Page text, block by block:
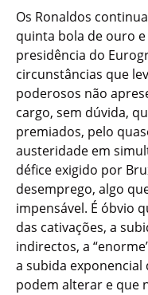
Os Ronaldos
quinta bola de ouro e
presidência do
circunstâncias que
poderosos não
cargo, sem dúvida,
premiados, pelo
austeridade em
défice exigido por
desemprego, algo
impensável. É óbvio
das cativações, a
indirectos, a
a subida exponencial
podem alterar e que